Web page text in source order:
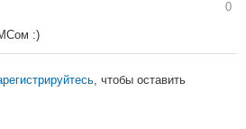
0
:)
, чтобы оставить